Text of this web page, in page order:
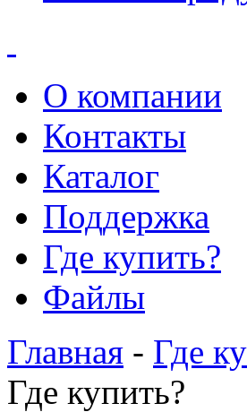
О компании
Контакты
Каталог
Поддержка
Где купить?
Файлы
Главная - Где
Где купить?